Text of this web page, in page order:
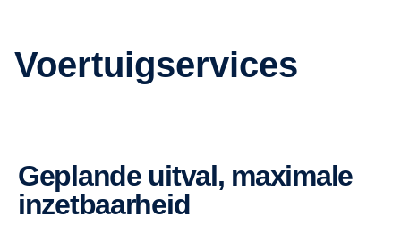
Voertuigservices
Geplande uitval, maximale
inzetbaarheid